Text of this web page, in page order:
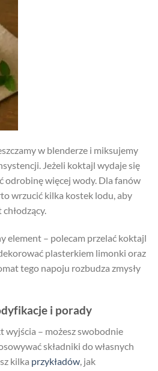
w blenderze i miksujemy
Jeżeli koktajl wydaje się
odrobinę więcej wody. Dla fanów
wrzucić kilka kostek lodu, aby
element – polecam przelać koktajl
plasterkiem limonki oraz
tego napoju rozbudza zmysły
i porady
wyjścia – możesz swobodnie
składniki do własnych
kilka przykładów , jak